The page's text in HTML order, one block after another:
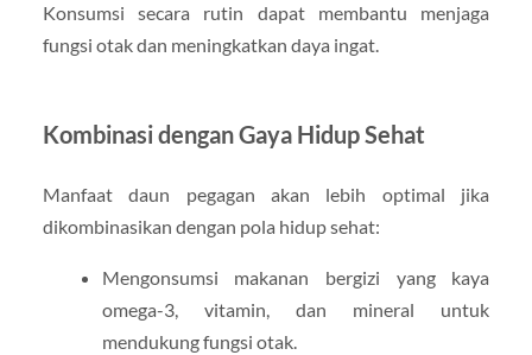
Konsumsi secara rutin dapat membantu menjaga
fungsi otak dan meningkatkan daya ingat.
Kombinasi dengan Gaya Hidup Sehat
Manfaat daun pegagan akan lebih optimal jika
dikombinasikan dengan pola hidup sehat:
Mengonsumsi makanan bergizi yang kaya
omega-3, vitamin, dan mineral untuk
mendukung fungsi otak.